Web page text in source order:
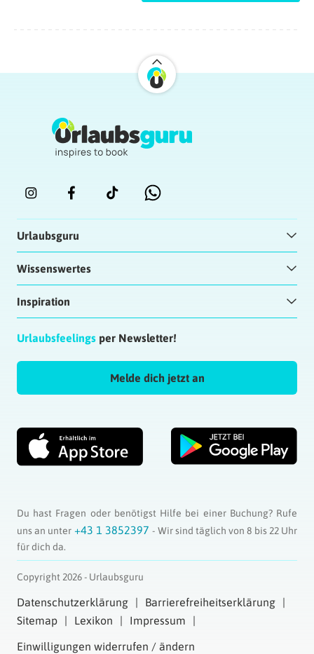
Urlaubsguru
Wissenswertes
Inspiration
Urlaubsfeelings per Newsletter!
Melde dich jetzt an
Du hast Fragen oder benötigst Hilfe bei einer Buchung? Rufe
uns an unter +43 1 3852397- Wir sind täglich von 8 bis 22 Uhr
für dich da.
Copyright 2026 - Urlaubsguru
Datenschutzerklärung
Barrierefreiheitserklärung
Sitemap
Lexikon Impressum
Einwilligungen widerrufen / ändern